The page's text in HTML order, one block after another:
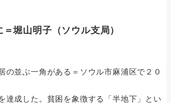
堀山明子（ソウル支局）
の並ぶ一角がある＝ソウル市麻浦区で２０
成した。貧困を象徴する「半地下」とい